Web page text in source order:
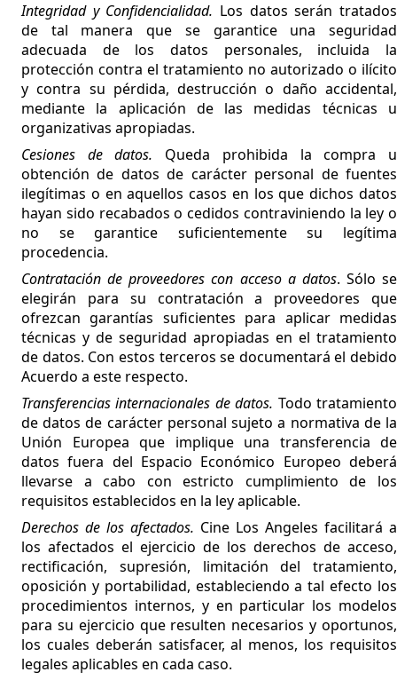
Integridad y Confidencialidad. Los datos serán tratados
de tal manera que se garantice una seguridad
adecuada de los datos personales, incluida la
protección contra el tratamiento no autorizado o ilícito
y contra su pérdida, destrucción o daño accidental,
mediante la aplicación de las medidas técnicas u
organizativas apropiadas.
Cesiones de datos. Queda prohibida la compra u
obtención de datos de carácter personal de fuentes
ilegítimas o en aquellos casos en los que dichos datos
hayan sido recabados o cedidos contraviniendo la ley o
no se garantice suficientemente su legítima
procedencia.
Contratación de proveedores con acceso a datos. Sólo se
elegirán para su contratación a proveedores que
ofrezcan garantías suficientes para aplicar medidas
técnicas y de seguridad apropiadas en el tratamiento
de datos. Con estos terceros se documentará el debido
Acuerdo a este respecto.
Transferencias internacionales de datos. Todo tratamiento
de datos de carácter personal sujeto a normativa de la
Unión Europea que implique una transferencia de
datos fuera del Espacio Económico Europeo deberá
llevarse a cabo con estricto cumplimiento de los
requisitos establecidos en la ley aplicable.
Derechos de los afectados. Cine Los Angeles facilitará a
los afectados el ejercicio de los derechos de acceso,
rectificación, supresión, limitación del tratamiento,
oposición y portabilidad, estableciendo a tal efecto los
procedimientos internos, y en particular los modelos
para su ejercicio que resulten necesarios y oportunos,
los cuales deberán satisfacer, al menos, los requisitos
legales aplicables en cada caso.